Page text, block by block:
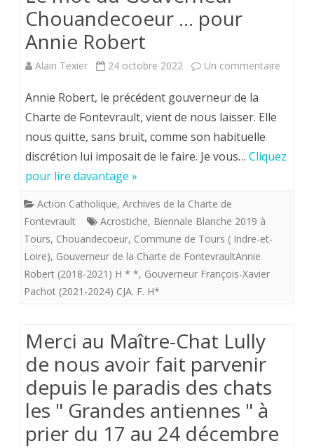
Chouandecoeur … pour
Annie Robert
Alain Texier 24 octobre 2022 Un commentaire
Annie Robert, le précédent gouverneur de la
Charte de Fontevrault, vient de nous laisser. Elle
nous quitte, sans bruit, comme son habituelle
discrétion lui imposait de le faire. Je vous… Cliquez
pour lire davantage »
Action Catholique, Archives de la Charte de
Fontevrault
Acrostiche, Biennale Blanche 2019 à
Tours, Chouandecoeur, Commune de Tours ( Indre-et-
Loire), Gouverneur de la Charte de FontevraultAnnie
Robert (2018-2021) H * *, Gouverneur François-Xavier
Pachot (2021-2024) CJA. F. H*
Merci au Maître-Chat Lully
de nous avoir fait parvenir
depuis le paradis des chats
les " Grandes antiennes " à
prier du 17 au 24 décembre